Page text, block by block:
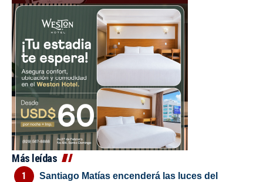
Más leídas
Santiago Matías encenderá las luces del